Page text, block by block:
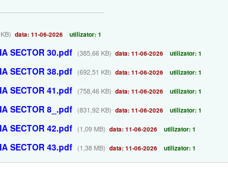
data: 11-06-2026 utilizator: 1
SECTOR 30.pdf (385,66 KB) data: 11-06-2026 utilizator: 1
SECTOR 38.pdf (692,51 KB) data: 11-06-2026 utilizator: 1
SECTOR 41.pdf (758,46 KB) data: 11-06-2026 utilizator: 1
SECTOR 8_.pdf (831,92 KB) data: 11-06-2026 utilizator: 1
SECTOR 42.pdf (1,09 MB) data: 11-06-2026 utilizator: 1
SECTOR 43.pdf (1,38 MB) data: 11-06-2026 utilizator: 1